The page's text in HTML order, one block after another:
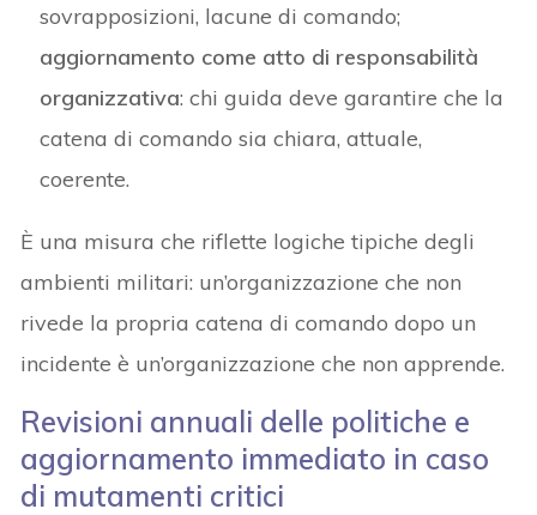
sovrapposizioni, lacune di comando;
aggiornamento come atto di responsabilità
organizzativa: chi guida deve garantire che la
catena di comando sia chiara, attuale,
coerente.
È una misura che riflette logiche tipiche degli
ambienti militari: un’organizzazione che non
rivede la propria catena di comando dopo un
incidente è un’organizzazione che non apprende.
Revisioni annuali delle politiche e
aggiornamento immediato in caso
di mutamenti critici